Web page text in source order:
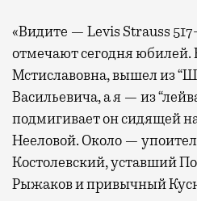
«Видите — Levis Strauss
отмечают сегодня юбилей.
Мстиславовна, вышел из
Васильевича, а я — из
подмигивает он сидящей
Нееловой. Около —
Костолевский, уставший
Рыжаков и привычный